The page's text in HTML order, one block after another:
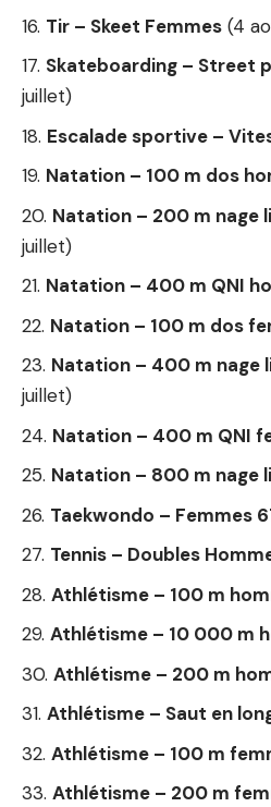
Tir – Skeet Femmes (4
Skateboarding – Street
juillet)
Escalade sportive –
Natation – 100 m dos
Natation – 200 m nage
juillet)
Natation – 400 m QNI
Natation – 100 m dos
Natation – 400 m nage
juillet)
Natation – 400 m QNI
Natation – 800 m nage
Taekwondo – Femmes
Tennis – Doubles
Athlétisme – 100 m
Athlétisme – 10 000 m
Athlétisme – 200 m
Athlétisme – Saut en
Athlétisme – 100 m
Athlétisme – 200 m